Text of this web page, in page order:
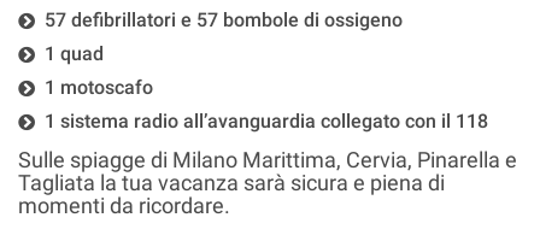
57 defibrillatori e 57 bombole di ossigeno
1 quad
1 motoscafo
1 sistema radio all’avanguardia collegato con il 118
Sulle spiagge di Milano Marittima, Cervia, Pinarella e
Tagliata la tua vacanza sarà sicura e piena di
momenti da ricordare.